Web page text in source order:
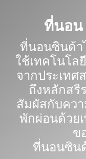
ที่นอน
ที่นอนซินด้า
ใช้เทคโนโล
จากประเทศ
ถึงหลักสรี
สัมผัสกับควา
พักผ่อนด้วย
ข
ที่นอนซิน